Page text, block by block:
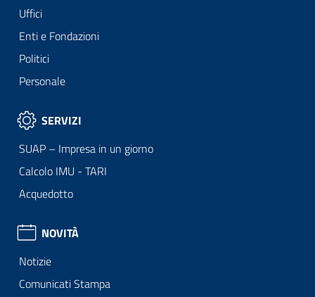
Uffici
Enti e Fondazioni
Politici
Personale
SERVIZI
SUAP – Impresa in un giorno
Calcolo IMU - TARI
Acquedotto
NOVITÀ
Notizie
Comunicati Stampa